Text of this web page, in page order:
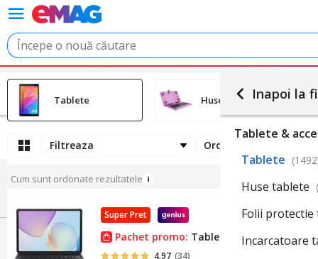
Inapoi la
Tablete &
Tablete
Huse tablete
Folii
Incarcatoare
Tablete Huse tablete
Filtreaza Ordoneaza
Cum sunt ordonate rezultatele
Super Pret
Pachet promo: Tableta HUAWEI
4.97 (34)